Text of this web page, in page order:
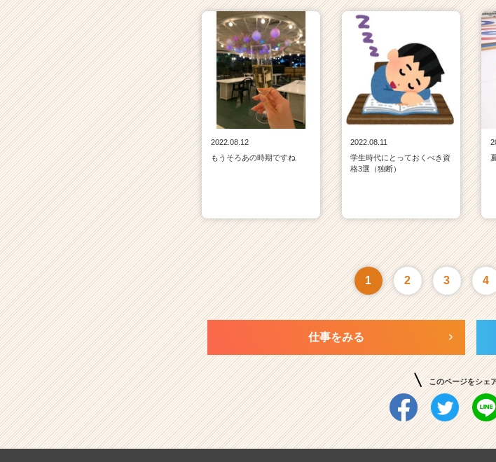
2022.08.12
もうそろあの時期ですね
2022.08.11
学生時代にとっておくべき資
格3選（独断）
1 2 3 4
仕事をみる
このページをシェ